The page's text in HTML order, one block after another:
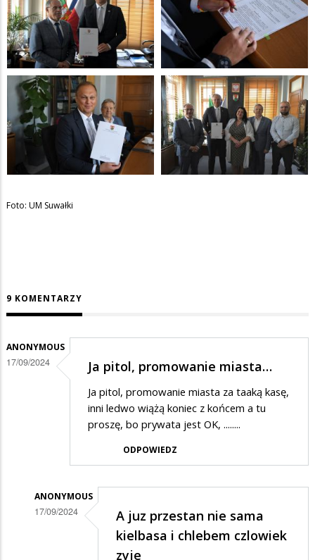
Foto: UM Suwałki
9 KOMENTARZY
ANONYMOUS
17/09/2024 Ja pitol, promowanie miasta…
Ja pitol, promowanie miasta za taaką kasę,
inni ledwo wiążą koniec z końcem a tu
proszę, bo prywata jest OK, ........
ODPOWIEDZ
ANONYMOUS
17/09/2024
A juz przestan nie sama
kielbasa i chlebem czlowiek
zyje